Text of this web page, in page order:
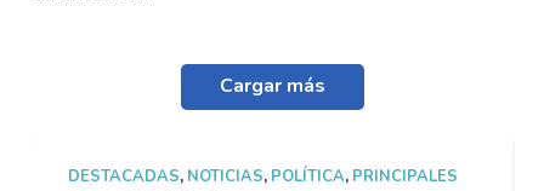
Cargar más
DESTACADAS, NOTICIAS, POLÍTICA, PRINCIPALES